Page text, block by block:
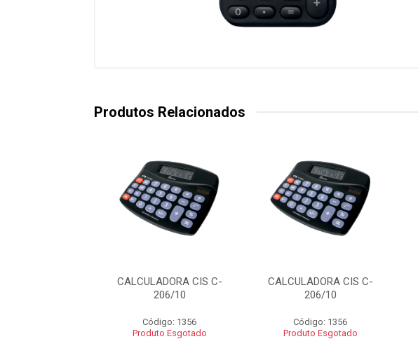
Produtos Relacionados
CALCULADORA CIS C-
206/10
Código: 1356
Produto Esgotado
CALCULADORA CIS C-
206/10
Código: 1356
Produto Esgotado